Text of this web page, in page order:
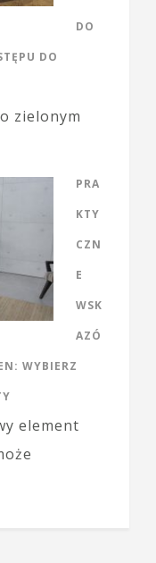
DO
DO
zielonym
PRA
KTY
CZN
E
WSK
AZÓ
WYBIERZ
element